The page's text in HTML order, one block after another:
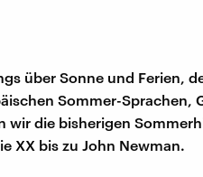
über Sonne und Ferien,
Sommer-Sprachen,
wir die bisherigen
XX bis zu John Newman.